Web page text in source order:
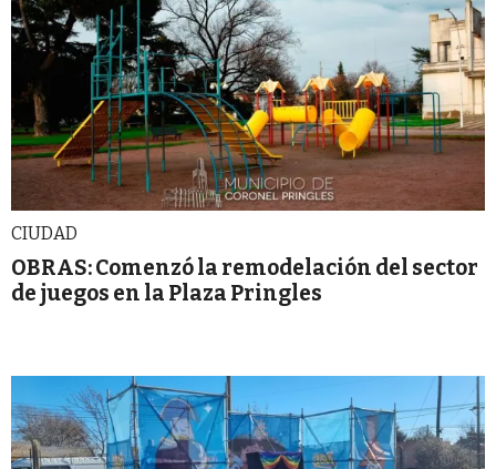
CIUDAD
OBRAS: Comenzó la remodelación del sector
de juegos en la Plaza Pringles